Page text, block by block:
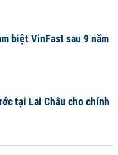
biệt VinFast sau 9 năm
tại Lai Châu cho chính